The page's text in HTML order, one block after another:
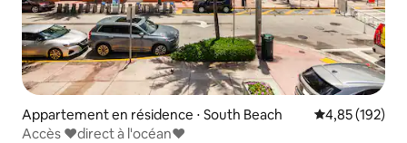
Appartement en résidence ⋅ South Beach Évaluation
4,85 (192)
Accès ❤️direct à l'océan❤️